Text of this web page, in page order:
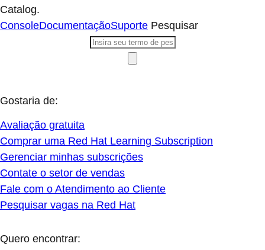
Catalog.
ConsoleDocumentaçãoSuporte Pesquisar
Gostaria de:
Avaliação gratuita
Comprar uma Red Hat Learning Subscription
Gerenciar minhas subscrições
Contate o setor de vendas
Fale com o Atendimento ao Cliente
Pesquisar vagas na Red Hat
Quero encontrar: